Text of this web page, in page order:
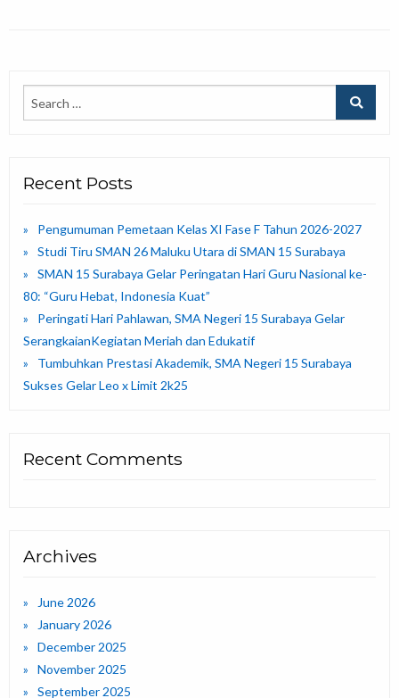
Recent Posts
Pengumuman Pemetaan Kelas XI Fase F Tahun 2026-2027
Studi Tiru SMAN 26 Maluku Utara di SMAN 15 Surabaya
SMAN 15 Surabaya Gelar Peringatan Hari Guru Nasional ke-
80: “Guru Hebat, Indonesia Kuat”
Peringati Hari Pahlawan, SMA Negeri 15 Surabaya Gelar
SerangkaianKegiatan Meriah dan Edukatif
Tumbuhkan Prestasi Akademik, SMA Negeri 15 Surabaya
Sukses Gelar Leo x Limit 2k25
Recent Comments
Archives
June 2026
January 2026
December 2025
November 2025
September 2025